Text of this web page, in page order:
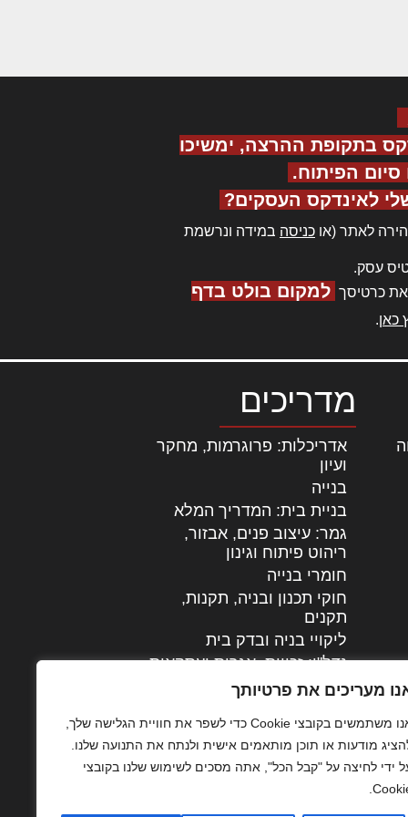
מעריכים את פרטיותך
אנו משתמשים בקובצי Cookie כדי לשפר את חוויית הגלישה שלך,
מודעות או תוכן מותאמים אישית ולנתח את התנועה שלנו.
ידי לחיצה על "קבל הכל", אתה מסכים לשימוש שלנו בקובצי
בתקופת ההרצה, ימשיכו
הפיתוח.
לאינדקס העסקים?
לאתר (או כניסה במידה ונרשמת
עסק.
כרטיסך למקום בולט בדף
כאן.
מדריכים
אדריכלות: פרוגרמות, מחקר
ועיון
בנייה
בניית בית: המדריך המלא
גמר: עיצוב פנים, אבזור,
ריהוט פיתוח וגינון
חומרי בנייה
חוקי תכנון ובניה, תקנות,
תקנים
ליקויי בניה ובדק בית
נדל"ן: זכויות, אגרות ועסקאות
עיצוב הבית
מתקדמות
צילום אדריכלי
שיווק נדלן